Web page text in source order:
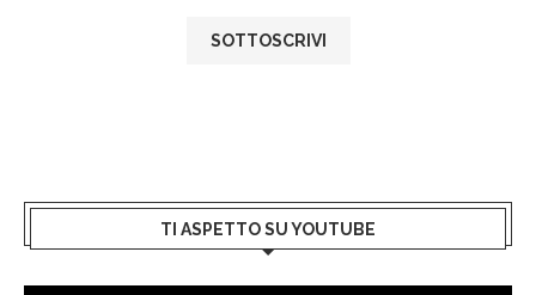
TI ASPETTO SU YOUTUBE